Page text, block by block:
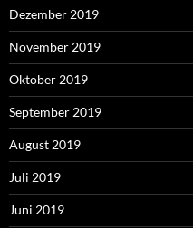
Dezember 2019
November 2019
Oktober 2019
September 2019
August 2019
Juli 2019
Juni 2019